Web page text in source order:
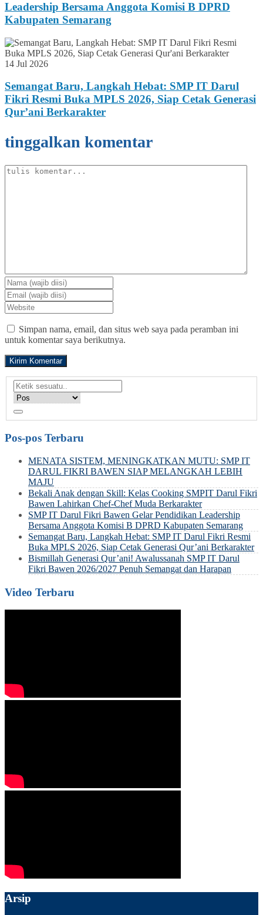
Leadership Bersama Anggota Komisi B DPRD
Kabupaten Semarang
14 Jul 2026
Semangat Baru, Langkah Hebat: SMP IT Darul
Fikri Resmi Buka MPLS 2026, Siap Cetak Generasi
Qur’ani Berkarakter
tinggalkan komentar
Simpan nama, email, dan situs web saya pada peramban ini
untuk komentar saya berikutnya.
Pos-pos Terbaru
MENATA SISTEM, MENINGKATKAN MUTU: SMP IT
DARUL FIKRI BAWEN SIAP MELANGKAH LEBIH
MAJU
Bekali Anak dengan Skill: Kelas Cooking SMPIT Darul Fikri
Bawen Lahirkan Chef-Chef Muda Berkarakter
SMP IT Darul Fikri Bawen Gelar Pendidikan Leadership
Bersama Anggota Komisi B DPRD Kabupaten Semarang
Semangat Baru, Langkah Hebat: SMP IT Darul Fikri Resmi
Buka MPLS 2026, Siap Cetak Generasi Qur’ani Berkarakter
Bismillah Generasi Qur’ani! Awalussanah SMP IT Darul
Fikri Bawen 2026/2027 Penuh Semangat dan Harapan
Video Terbaru
Arsip